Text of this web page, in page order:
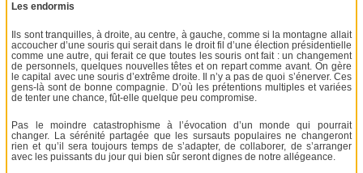
Les endormis
Ils sont tranquilles, à droite, au centre, à gauche, comme si la montagne allait
accoucher d’une souris qui serait dans le droit fil d’une élection présidentielle
comme une autre, qui ferait ce que toutes les souris ont fait : un changement
de personnels, quelques nouvelles têtes et on repart comme avant. On gère
le capital avec une souris d’extrême droite. Il n’y a pas de quoi s’énerver. Ces
gens-là sont de bonne compagnie. D’où les prétentions multiples et variées
de tenter une chance, fût-elle quelque peu compromise.
Pas le moindre catastrophisme à l’évocation d’un monde qui pourrait
changer. La sérénité partagée que les sursauts populaires ne changeront
rien et qu’il sera toujours temps de s’adapter, de collaborer, de s’arranger
avec les puissants du jour qui bien sûr seront dignes de notre allégeance.